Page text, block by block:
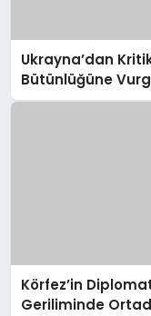
Ukrayna’dan
Bütünlüğüne
Körfez’in
Geriliminde